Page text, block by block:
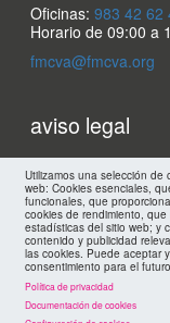
Utilizamos una selección de
web: Cookies esenciales,
funcionales, que
cookies de rendimiento,
estadísticas del sitio web; y
contenido y publicidad
las cookies. Puede aceptar
consentimiento para el
Política de privacidad
Documentación de cookies
Oficinas: 983 42 62
Horario de 09:00 a
fmcva@fmcva.org
Menu
footer
FMC
aviso legal
mapa web
políticas de
cookies